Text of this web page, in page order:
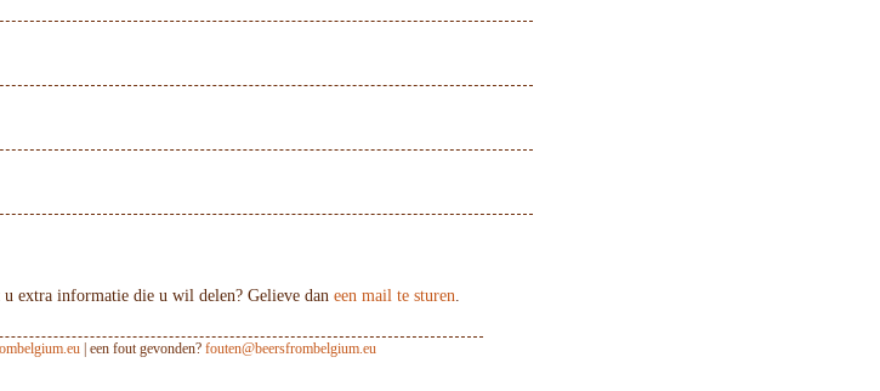
extra informatie die u wil delen? Gelieve dan een mail te sturen.
| een fout gevonden? fouten@beersfrombelgium.eu